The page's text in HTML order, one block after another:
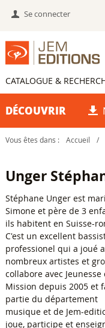
Se connecter
CATALOGUE &
DÉCOUVRIR
Vous êtes dans : Accueil /
Unger
Stéphane Unger est
Simone et père de 3
ils habitent en Suisse-
C'est un excellent
professionel qui a joué
nombreux artistes et
collabore avec Jeunesse
Mission depuis 2005 et
partie du département
musique et de Jem-
joue, participe et